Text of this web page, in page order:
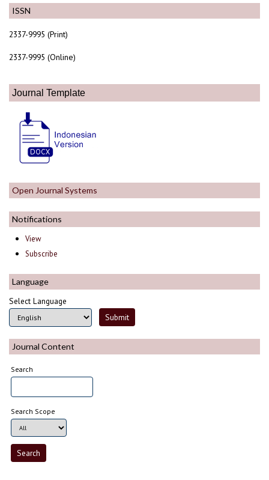
ISSN
2337-9995 (Print)
2337-9995 (Online)
Journal Template
Open Journal Systems
Notifications
View
Subscribe
Language
Select Language
Journal Content
Search
Search Scope